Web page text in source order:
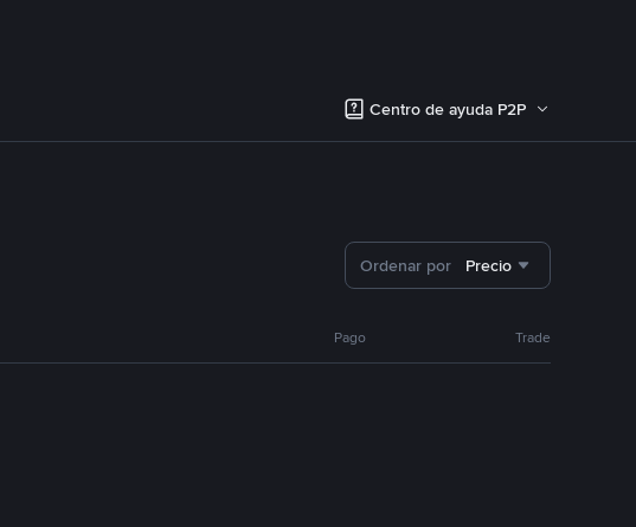
Centro de ayuda P2P
Ordenar por Precio
Pago Trade